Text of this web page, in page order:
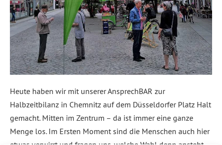
Heute haben wir mit unserer AnsprechBAR zur
Halbzeitbilanz in Chemnitz auf dem Düsseldorfer Platz Halt
gemacht. Mitten im Zentrum – da ist immer eine ganze
Menge los. Im Ersten Moment sind die Menschen auch hier